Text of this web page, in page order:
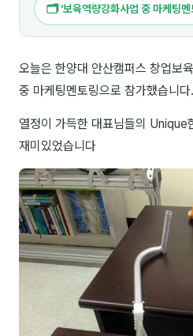
📚 인문학 · 교양
온라인강의 NEW
📈 B2B 마케팅
🧭 기획·전략
강사
🗂 ‘보육역량강화사업 중 마케팅
오늘은 한양대 안산캠퍼스 창업보
중 마케팅멘토링으로 참가했습니다.
열정이 가득한 대표님들의 Unique
재미있었습니다